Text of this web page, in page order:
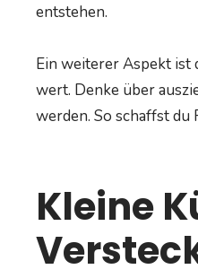
entstehen.
Ein weiterer Aspekt ist
wert. Denke über
werden. So schaffst du
Kleine